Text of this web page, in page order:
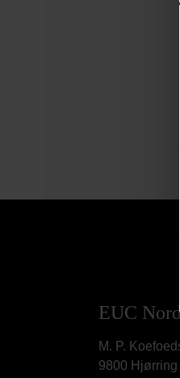
EUC
M. P.
9800 Hjørring